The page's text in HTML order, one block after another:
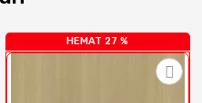
HEMAT 27 %